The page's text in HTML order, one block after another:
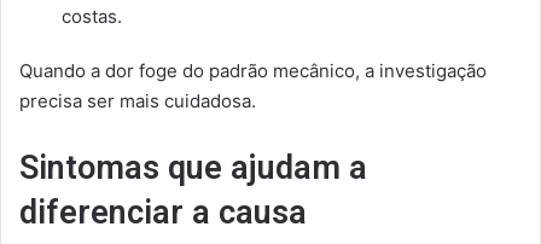
costas.
Quando a dor foge do padrão mecânico, a investigação
precisa ser mais cuidadosa.
Sintomas que ajudam a
diferenciar a causa